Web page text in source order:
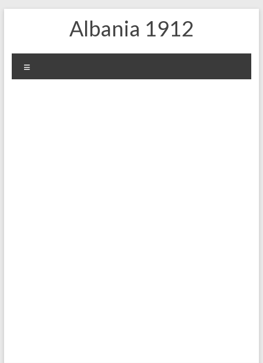
Albania 1912